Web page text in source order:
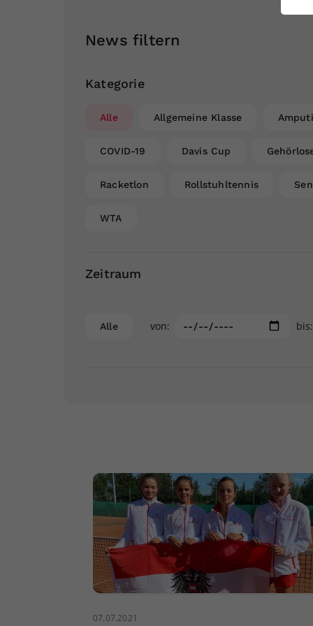
News filtern
Kategorie
Alle Allgemeine Klasse
COVID-19 Davis Cup
Racketlon Rollstuhltennis
WTA
Zeitraum
Alle von: bis:
07.07.2021